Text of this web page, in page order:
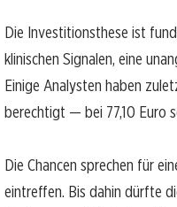
Die Investitionsthese ist
klinischen Signalen, eine
Einige Analysten haben
berechtigt — bei 77,10 Euro
Die Chancen sprechen für
eintreffen. Bis dahin dürfte